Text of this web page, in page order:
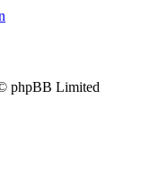
phpBB Limited